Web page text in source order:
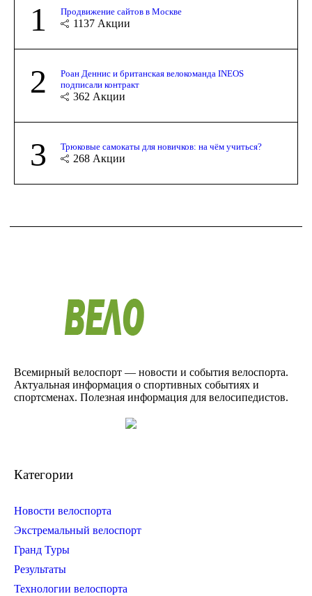
1 Продвижение сайтов в Москве
1137 Акции
2
Роан Деннис и британская велокоманда INEOS
подписали контракт
362 Акции
3 Трюковые самокаты для новичков: на чём учиться?
268 Акции
Всемирный велоспорт — новости и события велоспорта.
Актуальная информация о спортивных событиях и
спортсменах. Полезная информация для велосипедистов.
Категории
Новости велоспорта
Экстремальный велоспорт
Гранд Туры
Результаты
Технологии велоспорта